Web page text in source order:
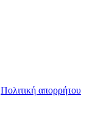
Πολιτική απορρήτου